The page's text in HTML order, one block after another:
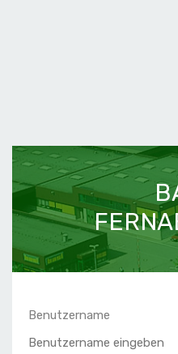
Benutzername